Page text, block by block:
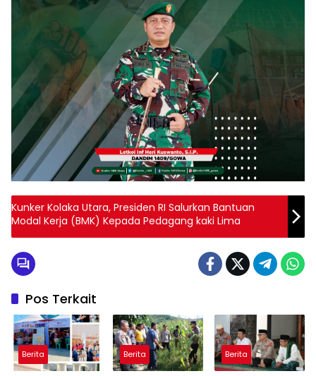
Kunker Kolaka Utara, Presiden RI Salurkan Bantuan
Modal Kerja (BMK) Kepada Pedagang kaki Lima
Pos Terkait
Berita Berita Berita